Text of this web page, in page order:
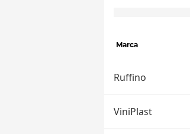
Marca
Ruffino
ViniPlast